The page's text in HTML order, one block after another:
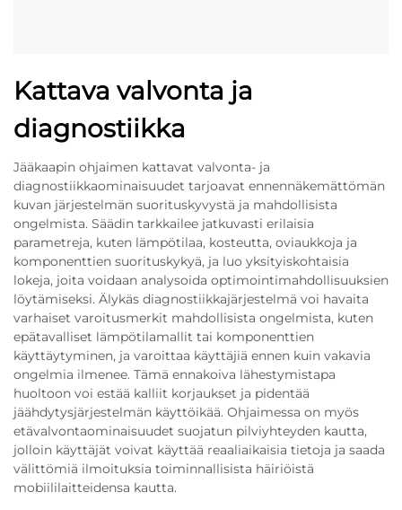
Kattava valvonta ja
diagnostiikka
Jääkaapin ohjaimen kattavat valvonta- ja
diagnostiikkaominaisuudet tarjoavat ennennäkemättömän
kuvan järjestelmän suorituskyvystä ja mahdollisista
ongelmista. Säädin tarkkailee jatkuvasti erilaisia
parametreja, kuten lämpötilaa, kosteutta, oviaukkoja ja
komponenttien suorituskykyä, ja luo yksityiskohtaisia
lokeja, joita voidaan analysoida optimointimahdollisuuksien
löytämiseksi. Älykäs diagnostiikkajärjestelmä voi havaita
varhaiset varoitusmerkit mahdollisista ongelmista, kuten
epätavalliset lämpötilamallit tai komponenttien
käyttäytyminen, ja varoittaa käyttäjiä ennen kuin vakavia
ongelmia ilmenee. Tämä ennakoiva lähestymistapa
huoltoon voi estää kalliit korjaukset ja pidentää
jäähdytysjärjestelmän käyttöikää. Ohjaimessa on myös
etävalvontaominaisuudet suojatun pilviyhteyden kautta,
jolloin käyttäjät voivat käyttää reaaliaikaisia tietoja ja saada
välittömiä ilmoituksia toiminnallisista häiriöistä
mobiililaitteidensa kautta.